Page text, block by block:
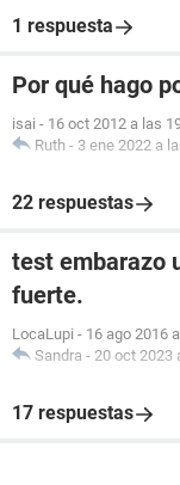
1 respuesta
Por qué hago
isai - 16 oct 2012 a las
Ruth - 3 ene 2022 a
22 respuestas
test embarazo
fuerte.
LocaLupi - 16 ago 2016
Sandra - 20 oct 2023
17 respuestas